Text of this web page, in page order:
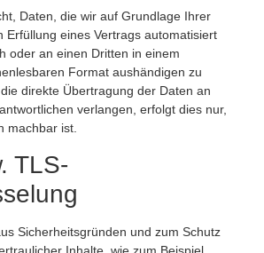
Daten, die wir auf Grundlage Ihrer
Erfüllung eines Vertrags automatisiert
oder an einen Dritten in einem
Format aushändigen zu
direkte Übertragung der Daten an
verlangen, erfolgt dies nur,
machbar ist.
TLS-
Sicherheitsgründen und zum Schutz